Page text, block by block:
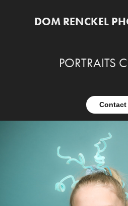
DOM RENCKEL
PORTRAITS
Contact